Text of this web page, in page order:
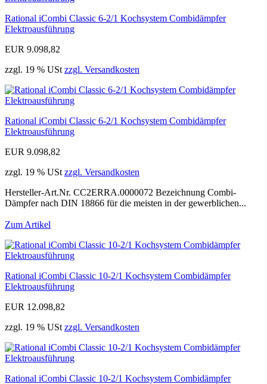
Rational iCombi Classic 6-2/1 Kochsystem Combidämpfer
Elektroausführung
EUR 9.098,82
zzgl. 19 % USt zzgl. Versandkosten
Rational iCombi Classic 6-2/1 Kochsystem Combidämpfer
Elektroausführung
EUR 9.098,82
zzgl. 19 % USt zzgl. Versandkosten
Hersteller-Art.Nr. CC2ERRA.0000072 Bezeichnung Combi-
Dämpfer nach DIN 18866 für die meisten in der gewerblichen...
Zum Artikel
Rational iCombi Classic 10-2/1 Kochsystem Combidämpfer
Elektroausführung
EUR 12.098,82
zzgl. 19 % USt zzgl. Versandkosten
Rational iCombi Classic 10-2/1 Kochsystem Combidämpfer